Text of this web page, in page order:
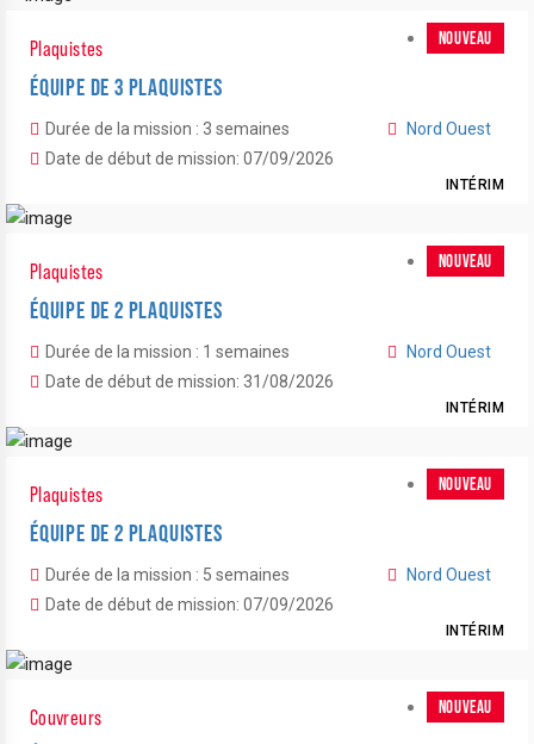
NOUVEAU
Plaquistes
ÉQUIPE DE 3 PLAQUISTES
Durée de la mission : 3 semaines
Date de début de mission: 07/09/2026
Nord Ouest
INTÉRIM
NOUVEAU
Plaquistes
ÉQUIPE DE 2 PLAQUISTES
Durée de la mission : 1 semaines
Date de début de mission: 31/08/2026
Nord Ouest
INTÉRIM
NOUVEAU
Plaquistes
ÉQUIPE DE 2 PLAQUISTES
Durée de la mission : 5 semaines
Date de début de mission: 07/09/2026
Nord Ouest
INTÉRIM
NOUVEAU
Couvreurs